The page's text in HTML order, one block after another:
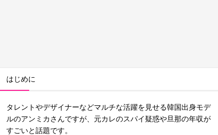
はじめに
タレントやデザイナーなどマルチな活躍を見せる韓国出身モデ
ルのアンミカさんですが、元カレのスパイ疑惑や旦那の年収が
すごいと話題です。